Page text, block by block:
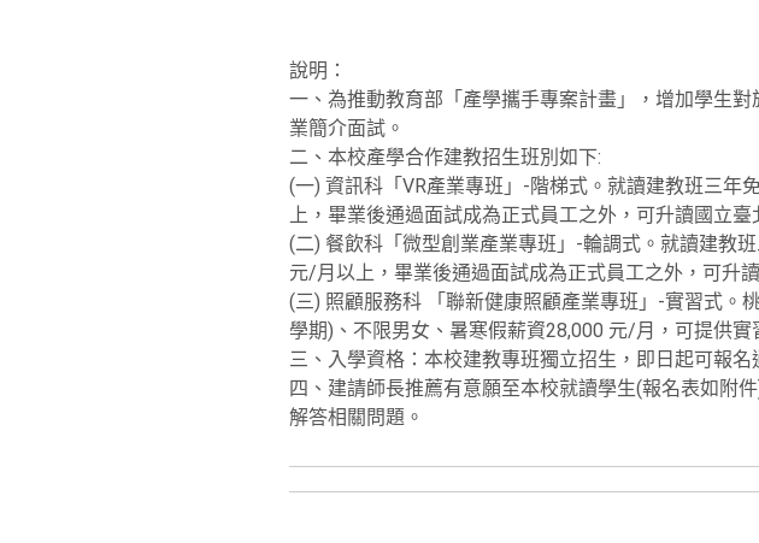
說明：
一、為推動教育部「產學攜手專案計畫」，增加學生
業簡介面試。
二、本校產學合作建教招生班別如下:
(一) 資訊科「VR產業專班」-階梯式。就讀建教班三
上，畢業後通過面試成為正式員工之外，可升讀國立臺
(二) 餐飲科「微型創業產業專班」-輪調式。就讀建教
元/月以上，畢業後通過面試成為正式員工之外，可升
(三) 照顧服務科 「聯新健康照顧產業專班」-實習式。
學期)、不限男女、暑寒假薪資28,000 元/月，可提供
三、入學資格：本校建教專班獨立招生，即日起可報名
四、建請師長推薦有意願至本校就讀學生(報名表如附
解答相關問題。